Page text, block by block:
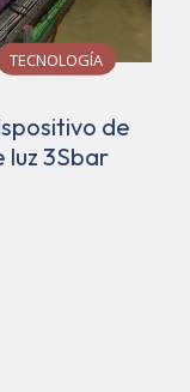
TECNOLOGÍA
de
luz 3Sbar